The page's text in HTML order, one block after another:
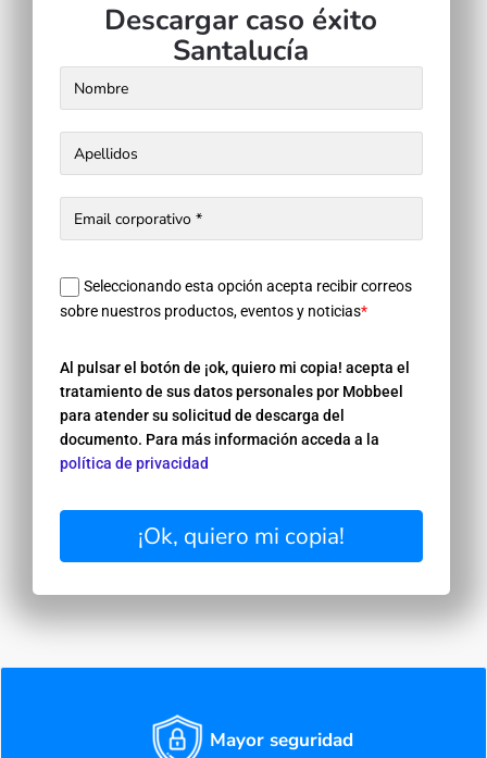
Descargar caso éxito
Santalucía
Seleccionando esta opción acepta recibir correos
sobre nuestros productos, eventos y noticias*
Al pulsar el botón de ¡ok, quiero mi copia! acepta el
tratamiento de sus datos personales por Mobbeel
para atender su solicitud de descarga del
documento. Para más información acceda a la
política de privacidad
¡Ok, quiero mi copia!
Mayor seguridad